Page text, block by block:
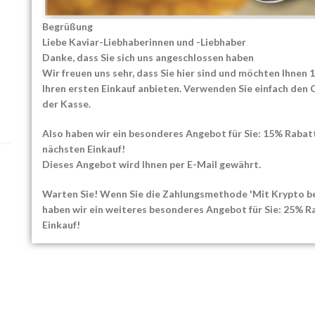
Begrüßung
Liebe Kaviar-Liebhaberinnen und -Liebhaber
Danke, dass Sie sich uns angeschlossen haben
Wir freuen uns sehr, dass Sie hier sind und möchten Ihnen
Ihren ersten Einkauf anbieten. Verwenden Sie einfach den
der Kasse.
Also haben wir ein besonderes Angebot für Sie: 15%
nächsten Einkauf!
Dieses Angebot wird Ihnen per E-Mail gewährt.
Warten Sie! Wenn Sie die Zahlungsmethode 'Mit Krypto
haben wir ein weiteres besonderes Angebot für Sie: 25%
Einkauf!
Merkmale jeder
Kaviarsorte?
Posted by Culture Caviar
Kaviar wird seit jeher mit Luxus
verbunden und erinnert an elegante
Dinner und feine Geschmäcker. Do...
schmeckt